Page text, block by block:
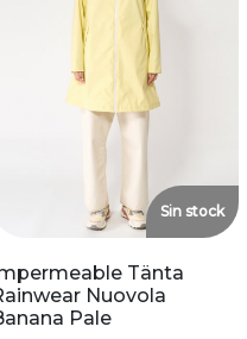
Sin stock
Tänta
Nuovola
Pale